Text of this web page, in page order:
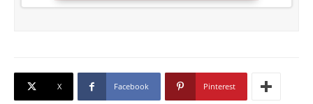
X Facebook Pinterest